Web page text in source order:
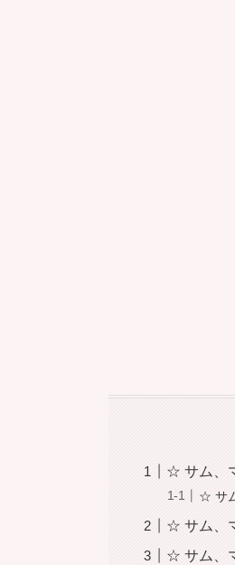
☆ サム、
☆ サ
☆ サム、
☆ サム、